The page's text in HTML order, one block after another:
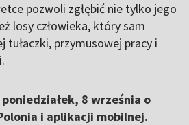
pozwoli zgłębić nie tylko jego
losy człowieka, który sam
tułaczki, przymusowej pracy i
8 września o
i aplikacji mobilnej.